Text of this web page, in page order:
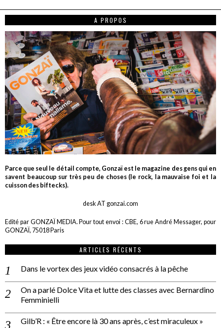
A PROPOS
Parce que seul le détail compte, Gonzaï est le magazine des gens qui en
savent beaucoup sur très peu de choses (le rock, la mauvaise foi et la
cuisson des biftecks).
desk AT gonzai.com
Edité par GONZAÏ MEDIA. Pour tout envoi : CBE, 6 rue André Messager, pour
GONZAÏ, 75018 Paris
ARTICLES RÉCENTS
Dans le vortex des jeux vidéo consacrés à la pêche
On a parlé Dolce Vita et lutte des classes avec Bernardino
Femminielli
Gilb’R : « Être encore là 30 ans après, c’est miraculeux »